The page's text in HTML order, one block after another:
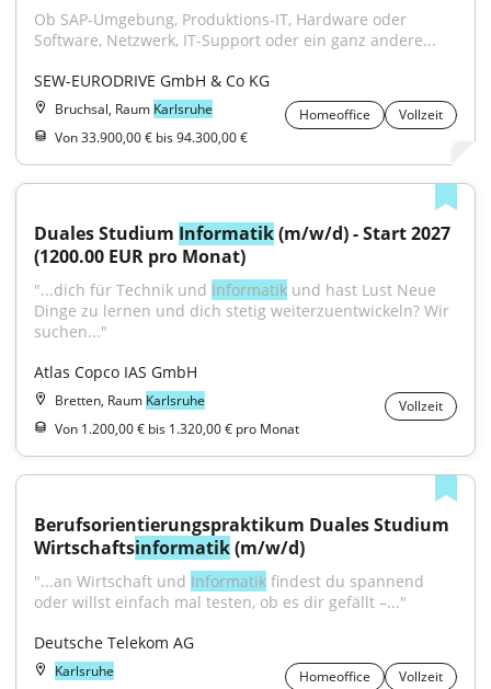
Ob SAP-Umgebung, Produktions-IT, Hardware oder
Software, Netzwerk, IT-Support oder ein ganz andere...
SEW-EURODRIVE GmbH & Co KG
Bruchsal, Raum Karlsruhe Homeoffice
Vollzeit
Von 33.900,00 € bis 94.300,00 €
Duales Studium Informatik (m/w/d) - Start 2027
(1200.00 EUR pro Monat)
"...dich für Technik und Informatik und hast Lust Neue
Dinge zu lernen und dich stetig weiterzuentwickeln? Wir
suchen..."
Atlas Copco IAS GmbH
Bretten, Raum Karlsruhe
Vollzeit
Von 1.200,00 € bis 1.320,00 € pro Monat
Berufsorientierungspraktikum Duales Studium
Wirtschaftsinformatik (m/w/d)
"...an Wirtschaft und Informatik findest du spannend
oder willst einfach mal testen, ob es dir gefällt –..."
Deutsche Telekom AG
Karlsruhe Homeoffice
Vollzeit